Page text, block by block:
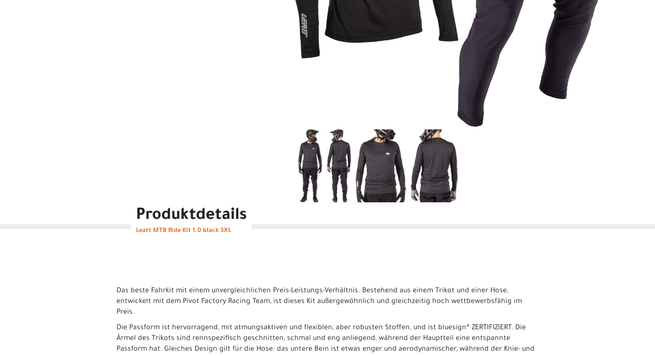
Produktdetails
Leatt MTB Ride Kit 1.0 black 3XL
Das beste Fahrkit mit einem unvergleichlichen Preis-Leistungs-Verhältnis. Bestehend aus einem Trikot und einer Hose,
entwickelt mit dem Pivot Factory Racing Team, ist dieses Kit außergewöhnlich und gleichzeitig hoch wettbewerbsfähig im
Preis.
Die Passform ist hervorragend, mit atmungsaktiven und flexiblen, aber robusten Stoffen, und ist bluesign® ZERTIFIZIERT. Die
Ärmel des Trikots sind rennspezifisch geschnitten, schmal und eng anliegend, während der Hauptteil eine entspannte
Passform hat. Gleiches Design gilt für die Hose: das untere Bein ist etwas enger und aerodynamischer, während der Knie- und